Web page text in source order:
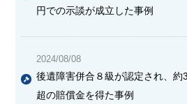
円での示談が成立した事例
2024/08/08
後遺障害併合８級が認定され、約
超の賠償金を得た事例